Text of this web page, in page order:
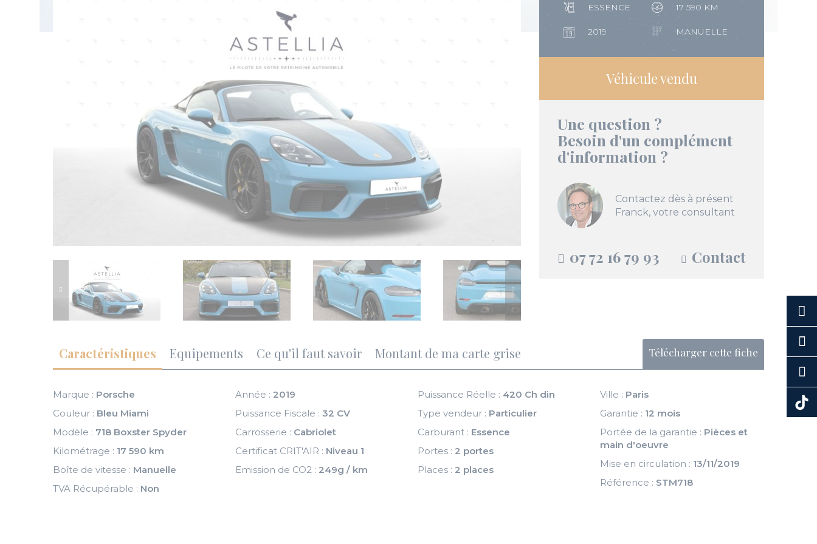
ESSENCE 17 590 KM
2019 MANUELLE
Véhicule vendu
Une question ?
Besoin d'un complément
d'information ?
Contactez dès à présent
Franck, votre consultant
07 72 16 79 93 Contact
Caractéristiques Equipements Ce qu'il faut savoir Montant de ma carte grise Télécharger cette fiche
Marque : Porsche
Couleur : Bleu Miami
Modèle : 718 Boxster Spyder
Kilométrage : 17 590 km
Boîte de vitesse : Manuelle
TVA Récupérable : Non
Année : 2019
Puissance Fiscale : 32 CV
Carrosserie : Cabriolet
Certificat CRIT'AIR : Niveau 1
Emission de CO2 : 249g / km
Puissance Réelle : 420 Ch din
Type vendeur : Particulier
Carburant : Essence
Portes : 2 portes
Places : 2 places
Ville : Paris
Garantie : 12 mois
Portée de la garantie : Pièces et
main d'oeuvre
Mise en circulation : 13/11/2019
Référence : STM718